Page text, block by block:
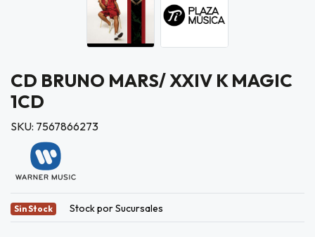
CD BRUNO MARS/ XXIV K MAGIC
1CD
SKU: 7567866273
Sin Stock Stock por Sucursales